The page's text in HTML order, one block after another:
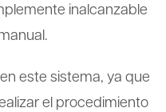
inalcanzable
este sistema, ya que
el procedimiento